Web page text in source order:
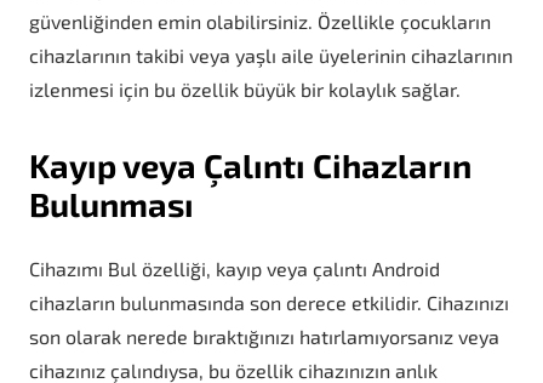
güvenliğinden emin olabilirsiniz. Özellikle çocukların
cihazlarının takibi veya yaşlı aile üyelerinin cihazlarının
izlenmesi için bu özellik büyük bir kolaylık sağlar.
Kayıp veya Çalıntı Cihazların
Bulunması
Cihazımı Bul özelliği, kayıp veya çalıntı Android
cihazların bulunmasında son derece etkilidir. Cihazınızı
son olarak nerede bıraktığınızı hatırlamıyorsanız veya
cihazınız çalındıysa, bu özellik cihazınızın anlık